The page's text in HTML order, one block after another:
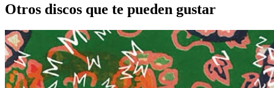
Otros discos que te pueden gustar